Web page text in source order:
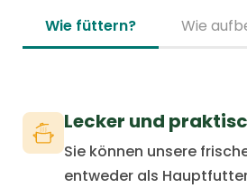
Wie füttern? Wie
Lecker und
Sie können unsere
entweder als